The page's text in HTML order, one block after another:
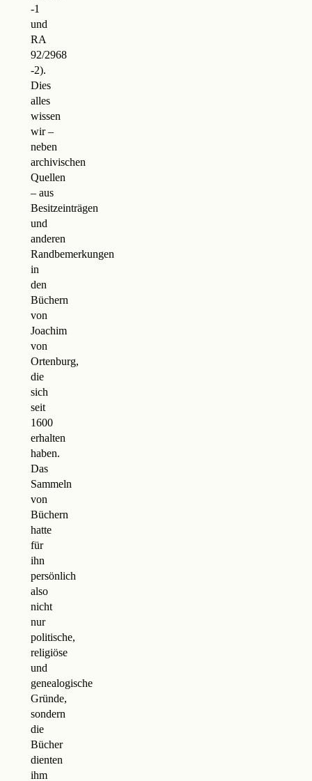
-1
und
RA
92/2968
-2).
Dies
alles
wissen
wir –
neben
archivischen
Quellen
– aus
Besitzeinträgen
und
anderen
Randbemerkungen
in
den
Büchern
von
Joachim
von
Ortenburg,
die
sich
seit
1600
erhalten
haben.
Das
Sammeln
von
Büchern
hatte
für
ihn
persönlich
also
nicht
nur
politische,
religiöse
und
genealogische
Gründe,
sondern
die
Bücher
dienten
ihm